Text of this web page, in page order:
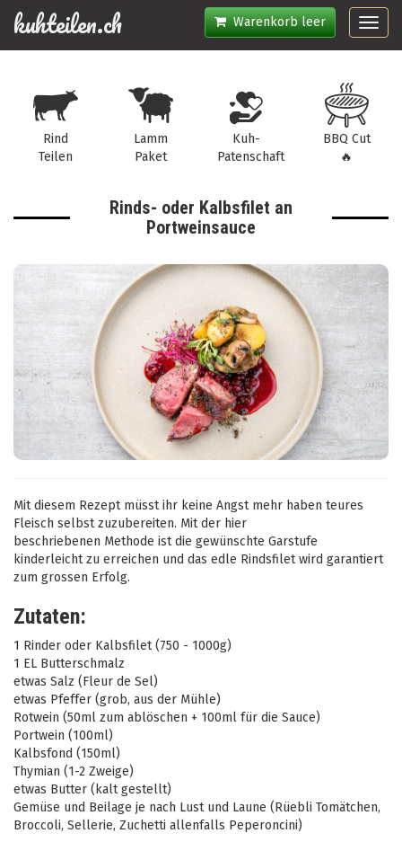
Warenkorb leer
kuhteilen.ch
Rind
Teilen
Lamm
Paket
Kuh-
Patenschaft
BBQ Cut
🔥
Rinds- oder Kalbsfilet an
Portweinsauce
Mit diesem Rezept müsst ihr keine Angst mehr haben teures
Fleisch selbst zuzubereiten. Mit der hier
beschriebenen Methode ist die gewünschte Garstufe
kinderleicht zu erreichen und das edle Rindsfilet wird garantiert
zum grossen Erfolg.
Zutaten:
1 Rinder oder Kalbsfilet (750 - 1000g)
1 EL Butterschmalz
etwas Salz (Fleur de Sel)
etwas Pfeffer (grob, aus der Mühle)
Rotwein (50ml zum ablöschen + 100ml für die Sauce)
Portwein (100ml)
Kalbsfond (150ml)
Thymian (1-2 Zweige)
etwas Butter (kalt gestellt)
Gemüse und Beilage je nach Lust und Laune (Rüebli Tomätchen,
Broccoli, Sellerie, Zuchetti allenfalls Peperoncini)